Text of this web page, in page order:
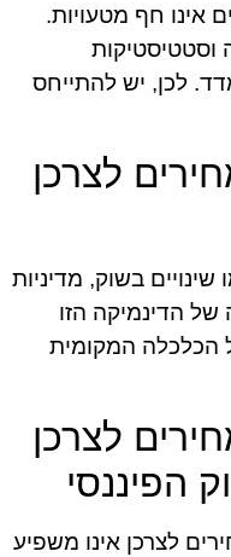
אינו חף מטעויות.
וסטטיסטיקות
לכן, יש להתייחס
המחירים לצרכן
בשוק, מדיניות
של הדינמיקה הזו
הכלכלה המקומית
המחירים לצרכן
הפיננסי
לצרכן אינו משפיע